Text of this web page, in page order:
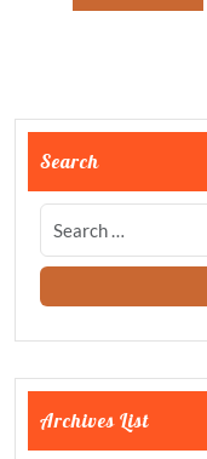
Search
Archives List